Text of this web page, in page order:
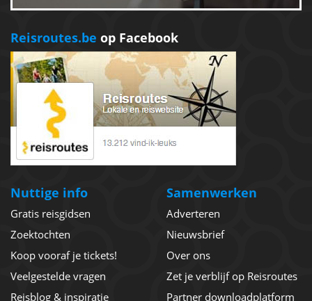
Reisroutes.be op Facebook
Nuttige info
Gratis reisgidsen
Zoektochten
Koop vooraf je tickets!
Veelgestelde vragen
Reisblog & inspiratie
Samenwerken
Adverteren
Nieuwsbrief
Over ons
Zet je verblijf op Reisroutes
Partner downloadplatform